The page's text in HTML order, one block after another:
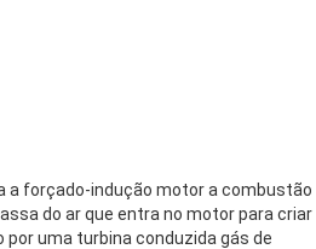
a forçado-indução motor a combustão
do ar que entra no motor para criar
uma turbina conduzida gás de